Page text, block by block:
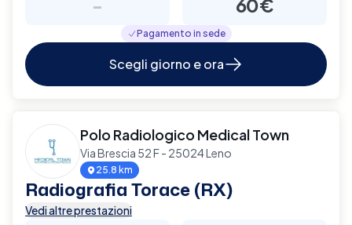
Pagamento in sede
Scegli giorno e ora
Polo Radiologico Medical Town
Via Brescia 52 F - 25024 Leno
25.8 km
Radiografia Torace (RX)
Vedi altre prestazioni